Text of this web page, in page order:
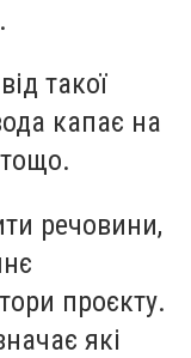
такої
капає на
речовини,
проєкту.
які